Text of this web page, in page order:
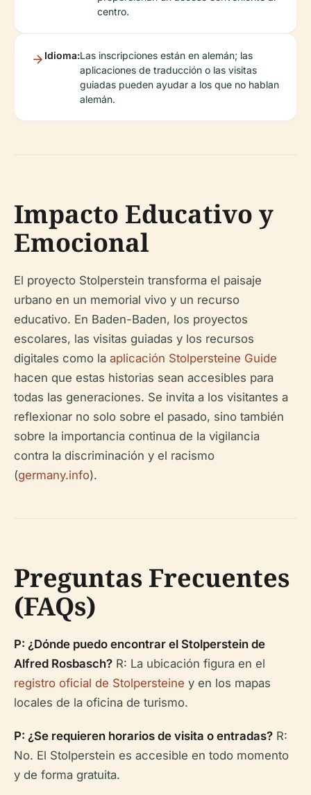
centro.
Idioma:Las inscripciones están en alemán; las
aplicaciones de traducción o las visitas
guiadas pueden ayudar a los que no hablan
alemán.
Impacto Educativo y
Emocional
El proyecto Stolperstein transforma el paisaje
urbano en un memorial vivo y un recurso
educativo. En Baden-Baden, los proyectos
escolares, las visitas guiadas y los recursos
digitales como la aplicación Stolpersteine Guide
hacen que estas historias sean accesibles para
todas las generaciones. Se invita a los visitantes a
reflexionar no solo sobre el pasado, sino también
sobre la importancia continua de la vigilancia
contra la discriminación y el racismo
(germany.info).
Preguntas Frecuentes
(FAQs)
P: ¿Dónde puedo encontrar el Stolperstein de
Alfred Rosbasch? R: La ubicación figura en el
registro oficial de Stolpersteine y en los mapas
locales de la oficina de turismo.
P: ¿Se requieren horarios de visita o entradas? R:
No. El Stolperstein es accesible en todo momento
y de forma gratuita.